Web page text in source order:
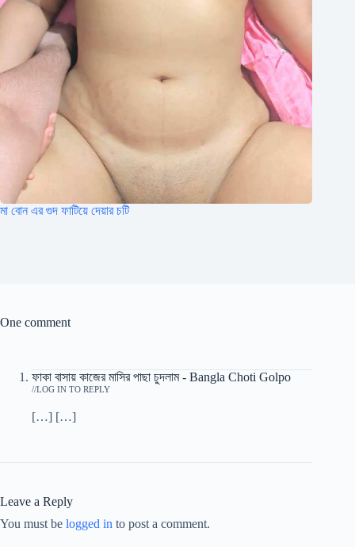
মা বোন এর গুদ ফাটিয়ে দেয়ার চটি
One comment
ফাকা বাসায় কাজের মাসির পাছা চুদলাম - Bangla Choti Golpo
/ LOG IN TO REPLY
[…] […]
Leave a Reply
You must be logged in to post a comment.